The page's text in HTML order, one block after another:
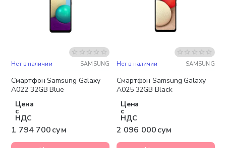
Бесплатная доставка
Нет в наличии SAMSUNG
Смартфон Samsung Galaxy
A022 32GB Blue
Цена
с
НДС
1 794 700 сум
Бесплатная доставка
Нет в наличии SAMSUNG
Смартфон Samsung Galaxy
A025 32GB Black
Цена
с
НДС
2 096 000 сум